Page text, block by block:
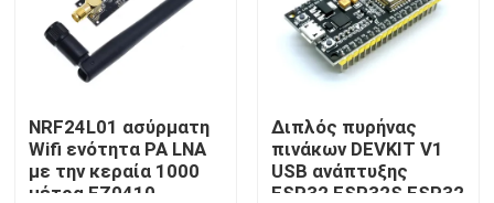
Επισκεψή εργοστασίου
Έλεγχος Ποιότητας
Επικοινωνήστε μαζί μας
NRF24L01 ασύρματη
Wifi ενότητα PA LNA
με την κεραία 1000
μέτρα FZ0410
Διπλός πυρήνας
πινάκων DEVKIT V1
USB ανάπτυξης
ESP32 ESP32S ESP32